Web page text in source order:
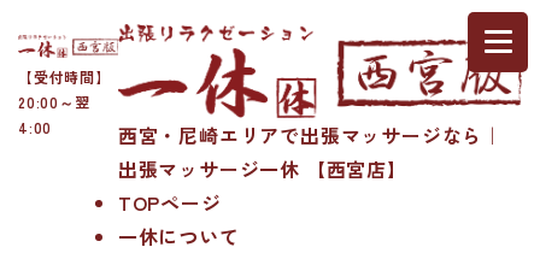
【受付時間】
20:00～翌
4:00
西宮・尼崎エリアで出張マッサージなら｜
出張マッサージ一休 【西宮店】
TOPページ
一休について